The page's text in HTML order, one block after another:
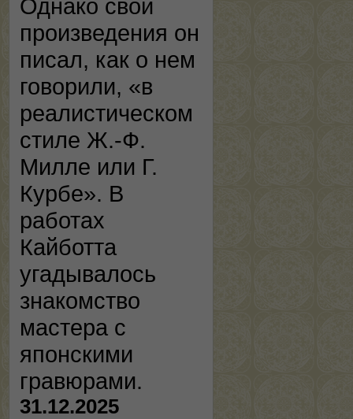
Однако свои
произведения он
писал, как о нем
говорили, «в
реалистическом
стиле Ж.-Ф.
Милле или Г.
Курбе». В
работах
Кайботта
угадывалось
знакомство
мастера с
японскими
гравюрами.
31.12.2025